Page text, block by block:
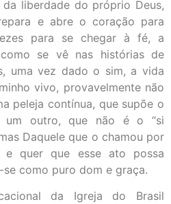
liberdade do próprio Deus,
e abre o coração para
para se chegar à fé, a
se vê nas histórias de
uma vez dado o sim, a vida
vivo, provavelmente não
peleja contínua, que supõe o
um outro, que não é o “si
Daquele que o chamou por
quer que esse ato possa
como puro dom e graça.
da Igreja do Brasil